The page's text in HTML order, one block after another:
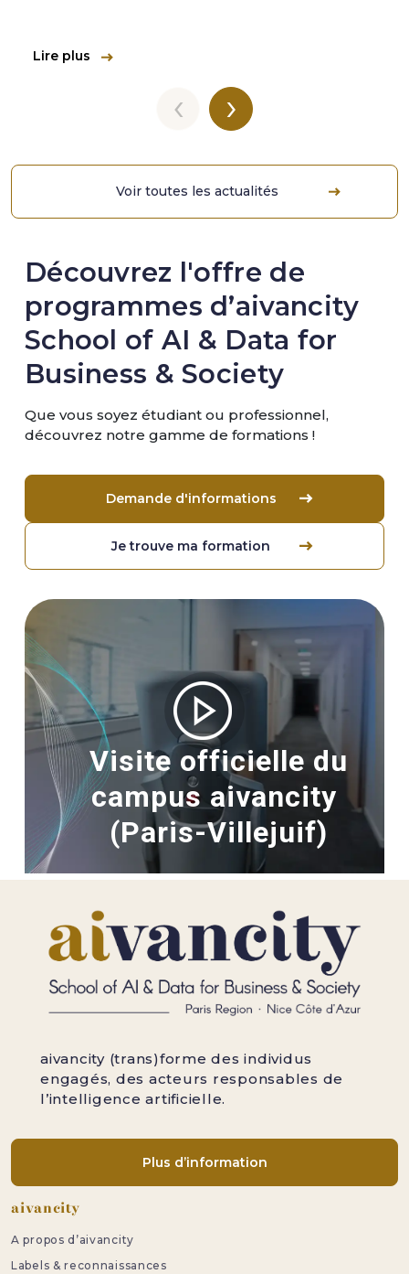
Lire plus
‹ ›
Voir toutes les actualités
Découvrez l'offre de
programmes d’aivancity
School of AI & Data for
Business & Society
Que vous soyez étudiant ou professionnel,
découvrez notre gamme de formations !
Demande d'informations
Je trouve ma formation
Image
Visite officielle du
campus aivancity
(Paris-Villejuif)
aivancity (trans)forme des individus
engagés, des acteurs responsables de
l’intelligence artificielle.
Plus d’information
Pied de page
aivancity
A propos d’aivancity
Labels & reconnaissances